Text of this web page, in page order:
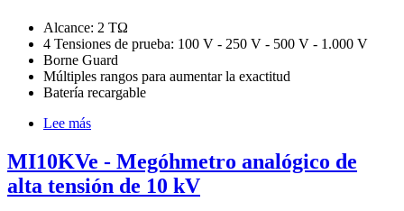
Alcance: 2 TΩ
4 Tensiones de prueba: 100 V - 250 V - 500 V - 1.000 V
Borne Guard
Múltiples rangos para aumentar la exactitud
Batería recargable
Lee más
-
Megóhmetro
analógico
MI10KVe - Megóhmetro analógico de
alta tensión de 10 kV